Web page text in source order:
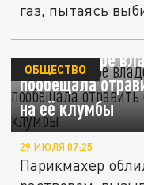
газ, пытаясь
В Краснодаре
пообещала
на её клумбы
ОБЩЕСТВО
29 ИЮЛЯ 07:25
Парикмахер